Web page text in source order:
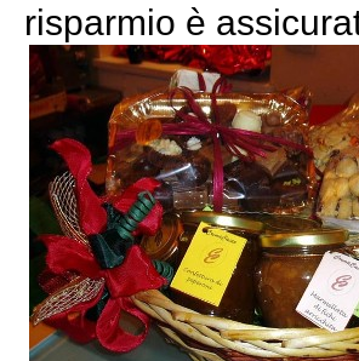
risparmio è